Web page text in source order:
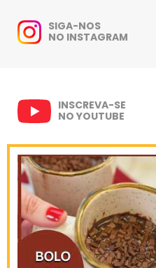
SIGA-NOS
NO INSTAGRAM
INSCREVA-SE
NO YOUTUBE